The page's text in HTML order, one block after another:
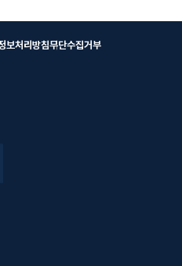
보처리방침무단수집거부